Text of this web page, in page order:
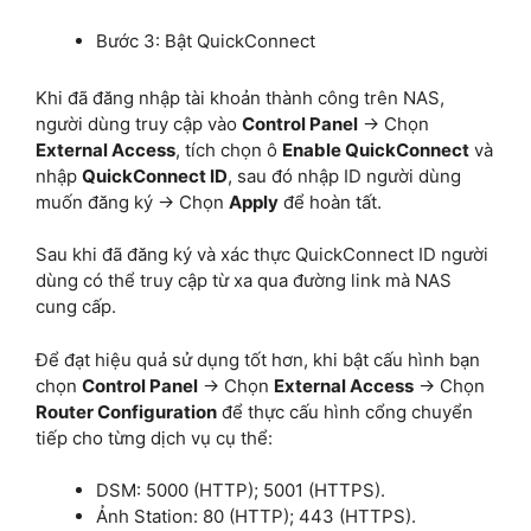
Bước 3: Bật QuickConnect
Khi đã đăng nhập tài khoản thành công trên NAS,
người dùng truy cập vào Control Panel → Chọn
External Access, tích chọn ô Enable QuickConnect và
nhập QuickConnect ID, sau đó nhập ID người dùng
muốn đăng ký → Chọn Apply để hoàn tất.
Sau khi đã đăng ký và xác thực QuickConnect ID người
dùng có thể truy cập từ xa qua đường link mà NAS
cung cấp.
Để đạt hiệu quả sử dụng tốt hơn, khi bật cấu hình bạn
chọn Control Panel → Chọn External Access → Chọn
Router Configuration để thực cấu hình cổng chuyển
tiếp cho từng dịch vụ cụ thể:
DSM: 5000 (HTTP); 5001 (HTTPS).
Ảnh Station: 80 (HTTP); 443 (HTTPS).